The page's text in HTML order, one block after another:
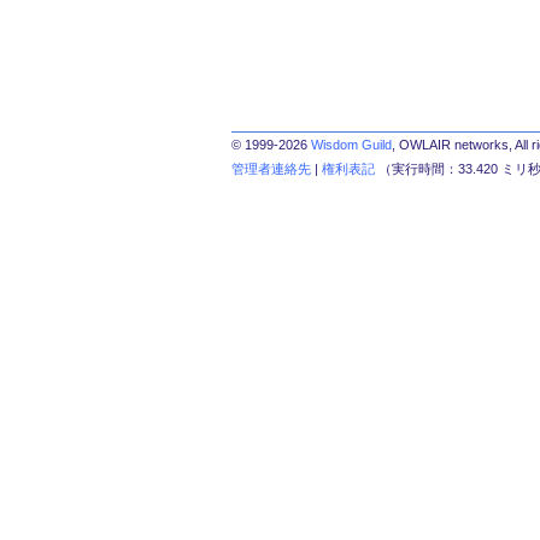
© 1999-2026 Wisdom Guild , OWLAIR networks, All
管理者連絡先 | 権利表記 （実行時間：33.420 ミリ秒